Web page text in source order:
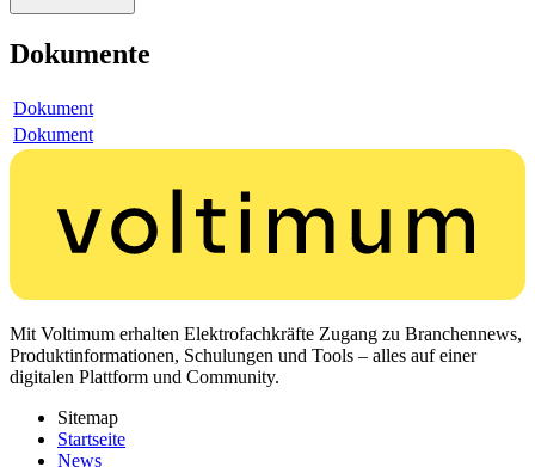
Dokumente
Dokument
Dokument
Mit Voltimum erhalten Elektrofachkräfte Zugang zu Branchennews,
Produktinformationen, Schulungen und Tools – alles auf einer
digitalen Plattform und Community.
Sitemap
Startseite
News